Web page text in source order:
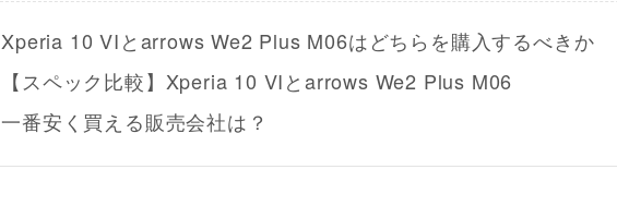
Xperia 10 VIとarrows We2 Plus M06はどちらを購入するべきか
【スペック比較】Xperia 10 VIとarrows We2 Plus M06
一番安く買える販売会社は？